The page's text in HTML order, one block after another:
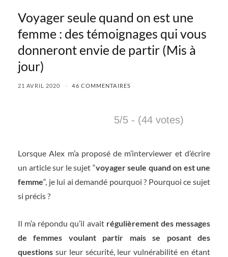
Voyager seule quand on est une
femme : des témoignages qui vous
donneront envie de partir (Mis à
jour)
21 AVRIL 2020 46 COMMENTAIRES
5/5 - (44 votes)
Lorsque Alex m’a proposé de m’interviewer et d’écrire
un article sur le sujet “voyager seule quand on est une
femme“, je lui ai demandé pourquoi ? Pourquoi ce sujet
si précis ?
Il m’a répondu qu’il avait régulièrement des messages
de femmes voulant partir mais se posant des
questions sur leur sécurité, leur vulnérabilité en étant